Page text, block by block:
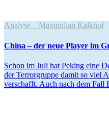
Analyse Maximilian Kalkhof
China – der neue Player im
Schon im Juli hat Peking eine
der Terror­gruppe damit so viel
verschafft. Auch nach dem Fall